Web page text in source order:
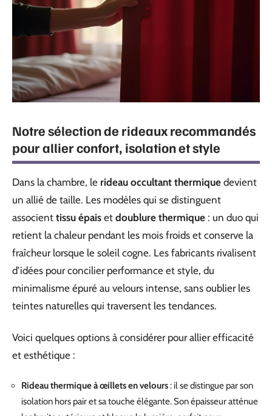
Notre sélection de rideaux recommandés
pour allier confort, isolation et style
Dans la chambre, le rideau occultant thermique devient
un allié de taille. Les modèles qui se distinguent
associent tissu épais et doublure thermique : un duo qui
retient la chaleur pendant les mois froids et conserve la
fraîcheur lorsque le soleil cogne. Les fabricants rivalisent
d’idées pour concilier performance et style, du
minimalisme épuré au velours intense, sans oublier les
teintes naturelles qui traversent les tendances.
Voici quelques options à considérer pour allier efficacité
et esthétique :
Rideau thermique à œillets en velours: il se distingue par son
isolation hors pair et sa touche élégante. Son épaisseur atténue